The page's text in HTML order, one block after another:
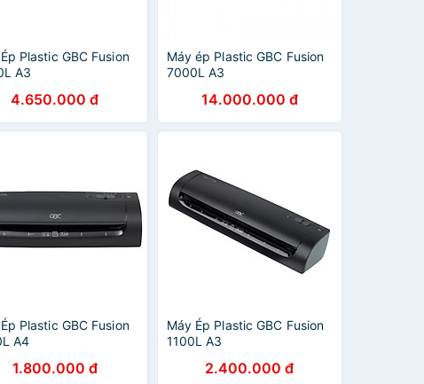
Plastic GBC Fusion
A3
4.650.000 đ
Máy ép Plastic GBC Fusion
7000L A3
14.000.000 đ
Plastic GBC Fusion
A4
1.800.000 đ
Máy Ép Plastic GBC Fusion
1100L A3
2.400.000 đ